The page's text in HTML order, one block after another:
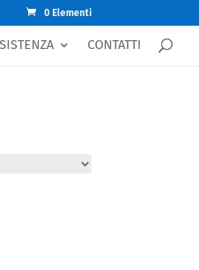
0 Elementi
CONTATTI